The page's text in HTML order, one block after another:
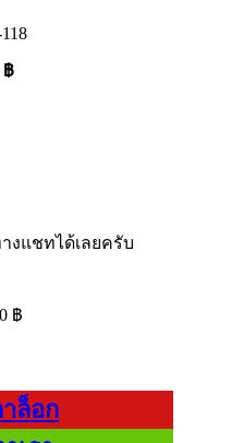
฿
งแชทได้เลยครับ
฿
ล็อก